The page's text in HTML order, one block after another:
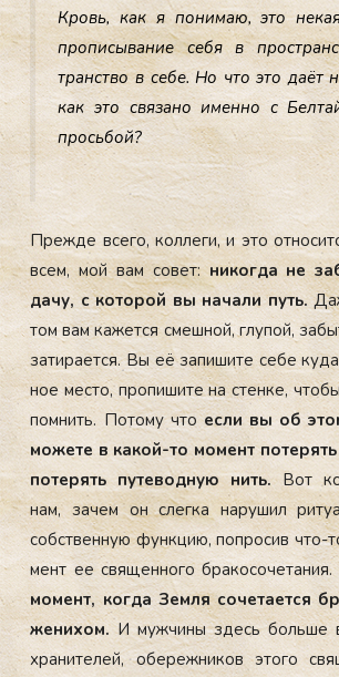
Кровь, как я по­нимаю, это
про­писы­вание се­бя в
транс­тво в се­бе. Но что это да­ёт
как это свя­зано имен­но с
прось­бой?
Преж­де все­го, кол­ле­ги, и это
всем, мой вам со­вет:ни­ког­да не
дачу, с ко­торой вы на­чали путь.
том вам ка­жет­ся смеш­ной, глу­пой,
за­тира­ет­ся. Вы её за­пиши­те се­бе
ное мес­то, про­пиши­те на стен­ке,
пом­нить. По­тому чтоес­ли вы об
мо­жете в ка­кой-то мо­мент
по­терять пу­тевод­ную нить.Вот
нам, за­чем он слег­ка на­рушил
собс­твен­ную фун­кцию, поп­ро­сив что-
мент ее свя­щен­но­го бра­косо­чета­ния.
мо­мент, ког­да Зем­ля со­чета­ет­ся
же­нихом.И муж­чи­ны здесь боль­ше
хра­ните­лей, обе­реж­ни­ков это­го